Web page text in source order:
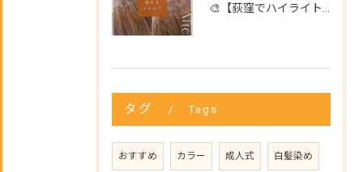
🎨【荻窪でハイライト・カラーなら美容室トリコ】にお任せくださ...
タグ Tags
おすすめ カラー 成人式 白髪染め